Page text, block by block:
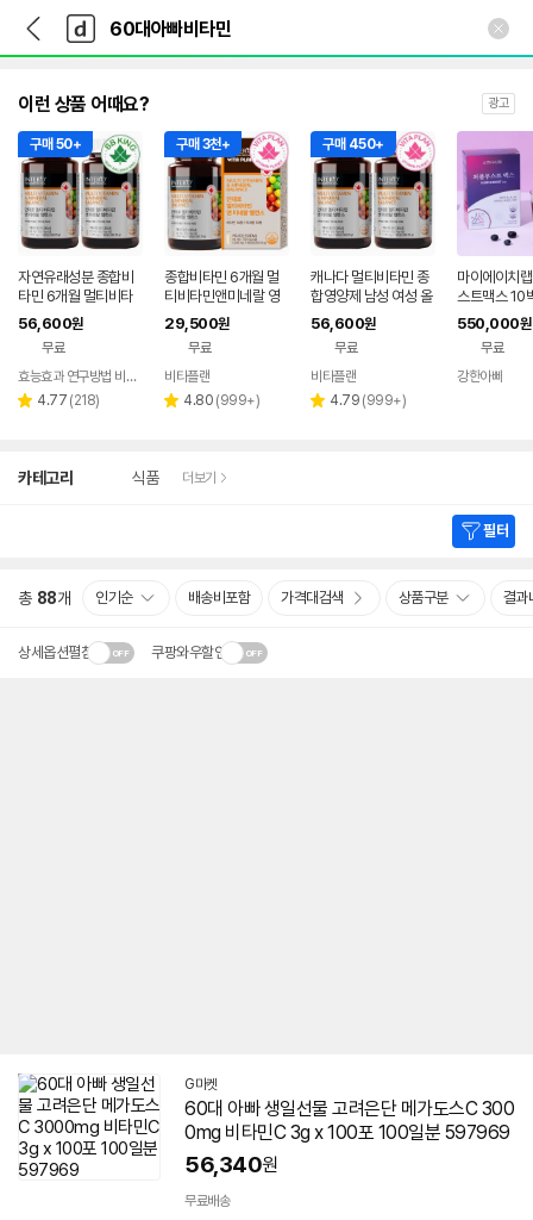
다
나
와
가
다
와
인
이런 상품 어때요? 광고
구매 50+
자연유래성분 종합비
타민 6개월 멀티비타
민앤미네랄 영양제 남
성 여성 캐나다 올인원
180정, 2개
56,600원
무료
효능효과 연구방법 비비킹
별 4.77 리
(218)
구매 3천+
종합비타민 6개월 멀
티비타민앤미네랄 영
양제 남성 여성 캐나다
올인원
29,500원
무료
비타플랜
별 4.80 리
(999+)
구매 450+
캐나다 멀티비타민 종
합영양제 남성 여성 올
인원 영양제 비타민K1
바이타민 천연부원료
56,600원
무료
비타플랜
별 4.79 리
(999+)
마이에이치
스트맥스 10
550,000원
무료
강한아빠
카테고리 식품 더보기
필터
총 88개 인기순 배송비포함 가격대검색 상품구분 결과
상세옵션펼침 쿠팡와우할인
G마켓
60대 아빠생일선물 고려은단 메가도스C 300
0mg 비타민C 3g x 100포 100일분 597969
56,340원
무료배송